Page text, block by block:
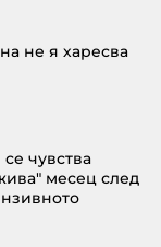
не я харесва
чувства
месец след